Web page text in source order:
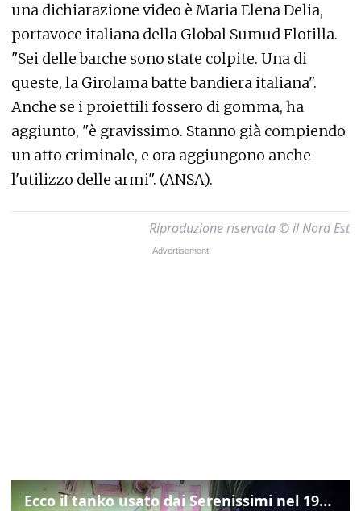
una dichiarazione video è Maria Elena Delia,
portavoce italiana della Global Sumud Flotilla.
"Sei delle barche sono state colpite. Una di
queste, la Girolama batte bandiera italiana".
Anche se i proiettili fossero di gomma, ha
aggiunto, "è gravissimo. Stanno già compiendo
un atto criminale, e ora aggiungono anche
l'utilizzo delle armi". (ANSA).
Riproduzione riservata © il Nord Est
Ecco il tanko usato dai Serenissimi nel 1997 per il blitz a San Marco